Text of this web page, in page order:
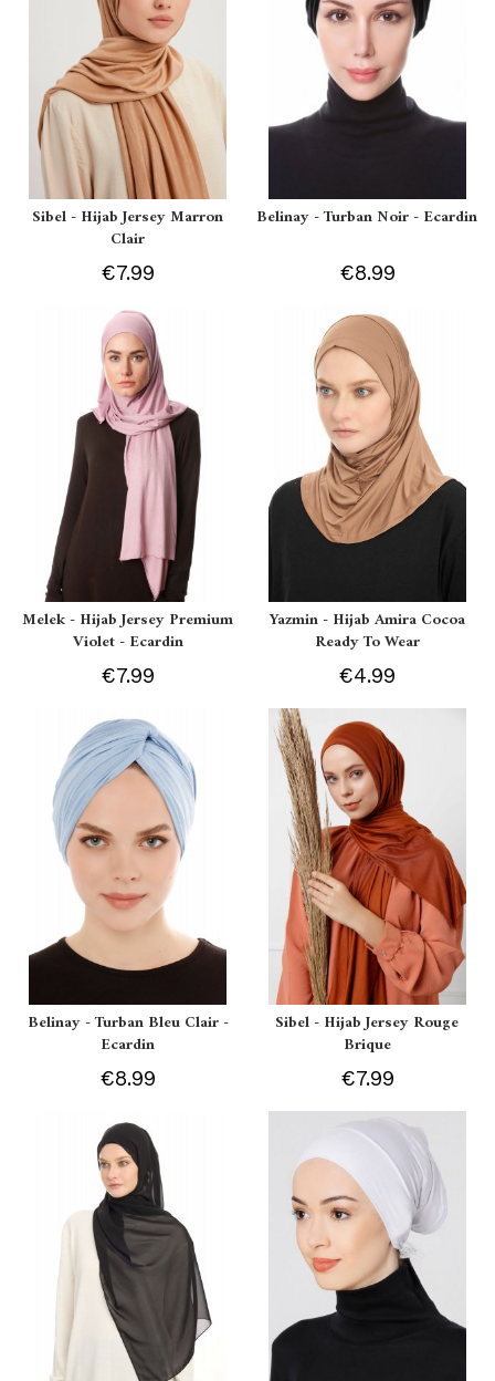
Sibel - Hijab Jersey Marron
Clair
€7.99
Belinay - Turban Noir - Ecardin
€8.99
Melek - Hijab Jersey Premium
Violet - Ecardin
€7.99
Yazmin - Hijab Amira Cocoa
Ready To Wear
€4.99
Belinay - Turban Bleu Clair -
Ecardin
€8.99
Sibel - Hijab Jersey Rouge
Brique
€7.99